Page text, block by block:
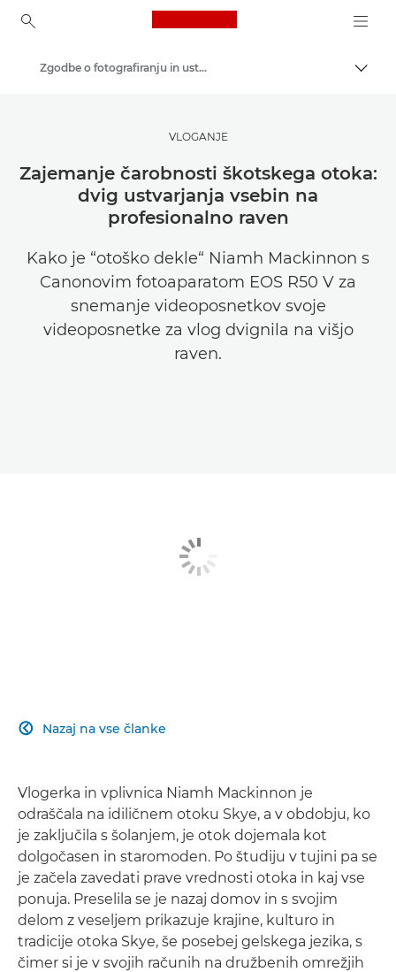
Canon Logo, back to
Poiščite navdih | Nasveti in nakupovalni vodniki za fotografiranje in tiskanje
Zgodbe o fotografiranju in ustvarjalnosti
VLOGANJE
Zajemanje čarobnosti škotskega otoka:
dvig ustvarjanja vsebin na
profesionalno raven
Kako je “otoško dekle“ Niamh Mackinnon s
Canonovim fotoaparatom EOS R50 V za
snemanje videoposnetkov svoje
videoposnetke za vlog dvignila na višjo
raven.
Nazaj na vse članke

Vlogerka in vplivnica Niamh Mackinnon je
odraščala na idiličnem otoku Skye, a v obdobju, ko
je zaključila s šolanjem, je otok dojemala kot
dolgočasen in staromoden. Po študiju v tujini pa se
je začela zavedati prave vrednosti otoka in kaj vse
ponuja. Preselila se je nazaj domov in s svojim
delom z veseljem prikazuje krajine, kulturo in
tradicije otoka Skye, še posebej gelskega jezika, s
čimer si je v svojih računih na družbenih omrežjih